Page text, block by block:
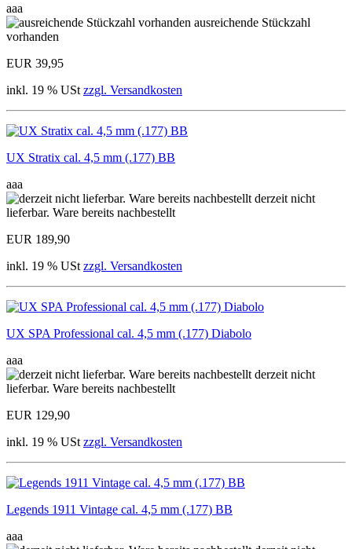
aaa
ausreichende Stückzahl
vorhanden
EUR 39,95
inkl. 19 % USt zzgl. Versandkosten
UX Stratix cal. 4,5 mm (.177) BB
aaa
derzeit nicht
lieferbar. Ware bereits nachbestellt
EUR 189,90
inkl. 19 % USt zzgl. Versandkosten
UX SPA Professional cal. 4,5 mm (.177) Diabolo
aaa
derzeit nicht
lieferbar. Ware bereits nachbestellt
EUR 129,90
inkl. 19 % USt zzgl. Versandkosten
Legends 1911 Vintage cal. 4,5 mm (.177) BB
aaa